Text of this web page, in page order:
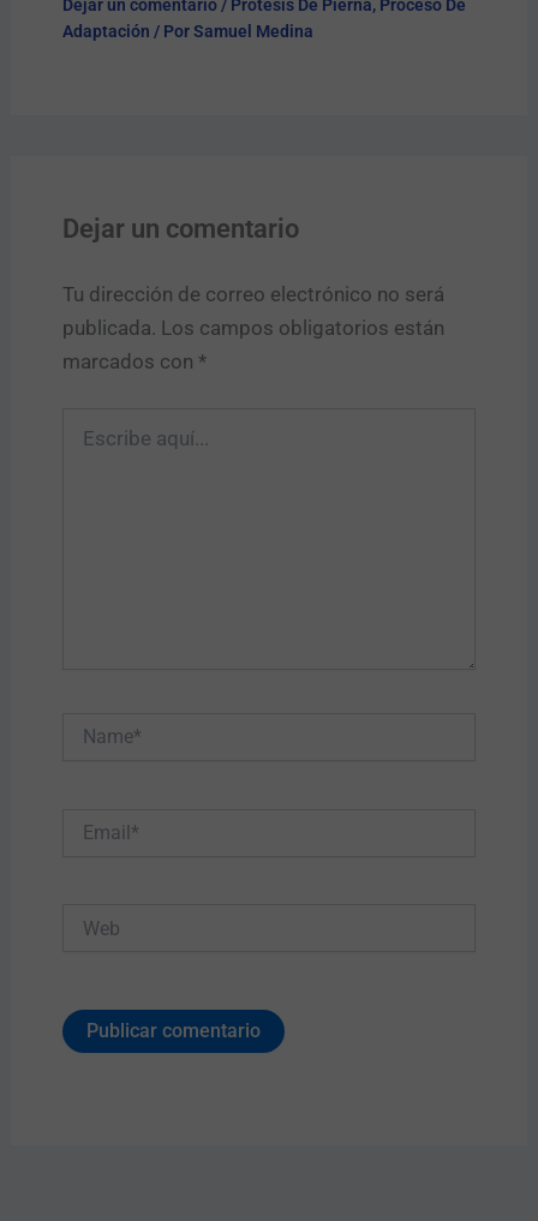
Dejar un comentario / Prótesis De Pierna, Proceso De
Adaptación / PorSamuel Medina
Dejar un comentario
Tu dirección de correo electrónico no será
publicada. Los campos obligatorios están
marcados con *
aquí...